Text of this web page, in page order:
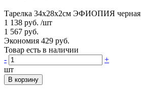
Тарелка 34х28х2см ЭФИОПИЯ черная
1 138 руб. /шт
1 567 руб.
Экономия 429 руб.
Товар есть в наличии
-
+
шт
В корзину